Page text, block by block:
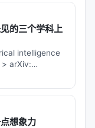
程被奖励函数
会取悦奖励函
过程奖励设计
来"正确"的中间
无用处。
的三个学科上
intelligence
arXiv:
想象力